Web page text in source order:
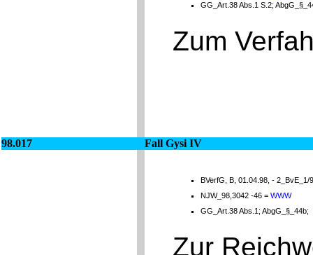
GG_Art.38 Abs.1 S.2;
Zum
98.017 Fall Gysi IV
BVerfG, B, 01.04.98, - 2_BvE_1/
NJW_98,3042 -46 = WWW
GG_Art.38 Abs.1; AbgG_§_44b;
Zur